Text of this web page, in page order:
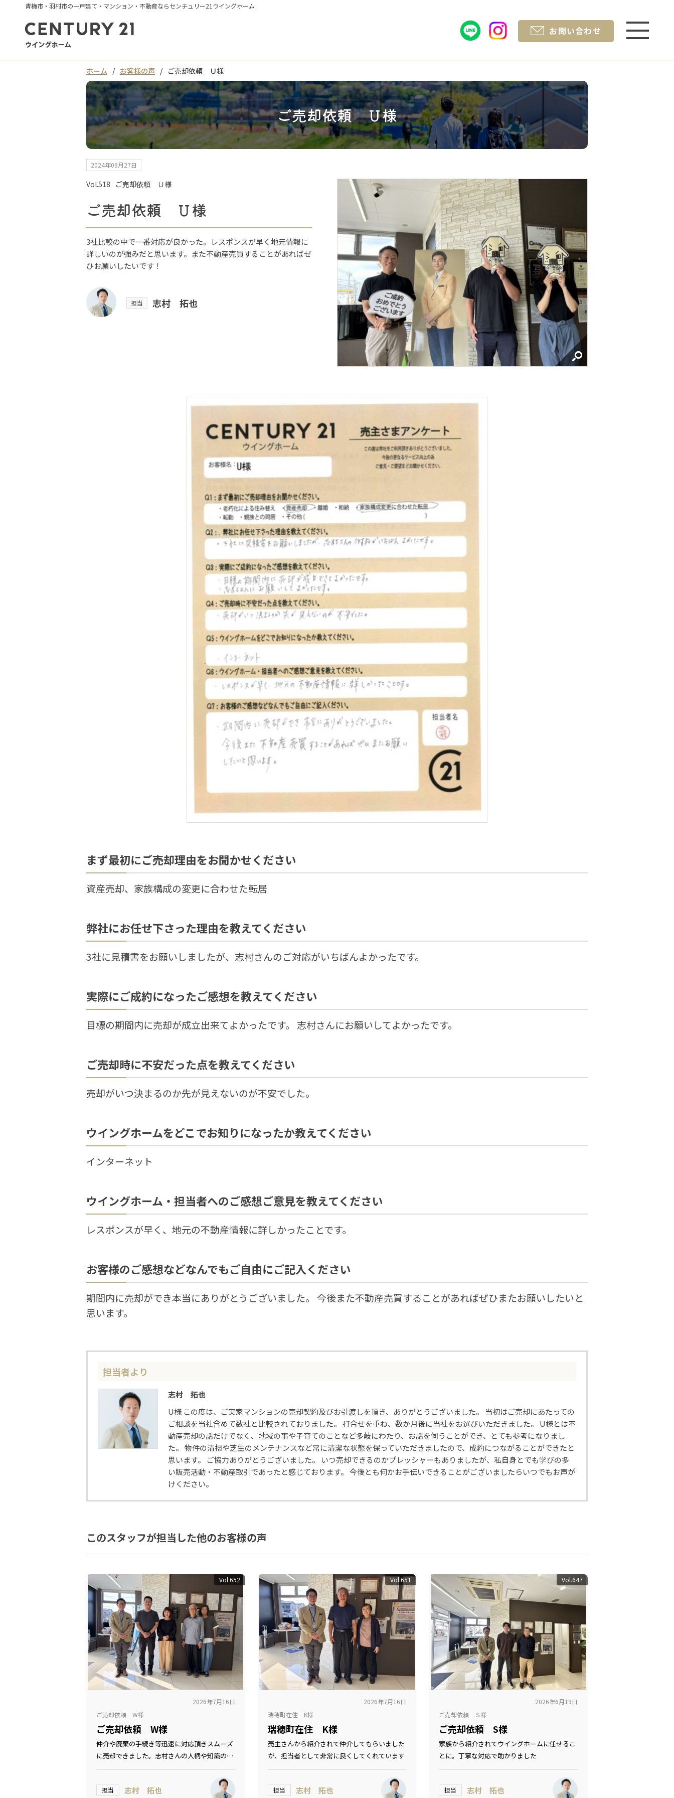
青梅市・羽村市の一戸建て・マンション・不動産ならセンチュリー21ウイングホーム
お問い合わせ
ホーム お客様の声 ご売却依頼 Ｕ様
ご売却依頼 Ｕ様
2024年09月27日
Vol.518 ご売却依頼 Ｕ様
ご売却依頼 Ｕ様
3社比較の中で一番対応が良かった。レスポンスが早く地元情報に
詳しいのが強みだと思います。また不動産売買することがあればぜ
ひお願いしたいです！
担当 志村 拓也
まず最初にご売却理由をお聞かせください
資産売却、家族構成の変更に合わせた転居
弊社にお任せ下さった理由を教えてください
3社に見積書をお願いしましたが、志村さんのご対応がいちばんよかったです。
実際にご成約になったご感想を教えてください
目標の期間内に売却が成立出来てよかったです。 志村さんにお願いしてよかったです。
ご売却時に不安だった点を教えてください
売却がいつ決まるのか先が見えないのが不安でした。
ウイングホームをどこでお知りになったか教えてください
インターネット
ウイングホーム・担当者へのご感想ご意見を教えてください
レスポンスが早く、地元の不動産情報に詳しかったことです。
お客様のご感想などなんでもご自由にご記入ください
期間内に売却ができ本当にありがとうございました。 今後また不動産売買することがあればぜひまたお願いしたいと
思います。
担当者より
志村 拓也
U様 この度は、ご実家マンションの売却契約及びお引渡しを頂き、ありがとうございました。 当初はご売却にあたっての
ご相談を当社含めて数社と比較されておりました。 打合せを重ね、数か月後に当社をお選びいただきました。 U様とは不
動産売却の話だけでなく、地域の事や子育てのことなど多岐にわたり、お話を伺うことができ、とても参考になりまし
た。 物件の清掃や芝生のメンテナンスなど常に清潔な状態を保っていただきましたので、成約につながることができたと
思います。 ご協力ありがとうございました。 いつ売却できるのかプレッシャーもありましたが、私自身とでも学びの多
い販売活動・不動産取引であったと感じております。 今後とも何かお手伝いできることがございましたらいつでもお声が
けください。
このスタッフが担当した他のお客様の声
Vol.652
2026年7月16日
ご売却依頼 W様
ご売却依頼 W様
仲介や廃棄の手続き等迅速に対応頂きスムーズ
に売却できました。志村さんの人柄や知識の多
さに驚きました！！
担当 志村 拓也
Vol.651
2026年7月16日
瑞穂町在住 K様
瑞穂町在住 K様
売主さんから紹介されて仲介してもらいました
が、担当者として非常に良くしてくれています
担当 志村 拓也
Vol.647
2026年6月19日
ご売却依頼 Ｓ様
ご売却依頼 S様
家族から紹介されてウイングホームに任せるこ
とに。丁寧な対応で助かりました
担当 志村 拓也